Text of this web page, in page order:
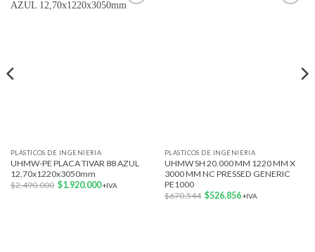
PLASTICOS DE INGENIERIA
UHMW-PE PLACA TIVAR 88 AZUL
12,70x1220x3050mm
$2.490.000 El
$1.920.000El+IVA
PLASTICOS DE INGENIERIA
UHMW SH 20.000 MM 1220 MM X
3000 MM NC PRESSED GENERIC
PE1000
$670.544 El
$526.856El+IVA